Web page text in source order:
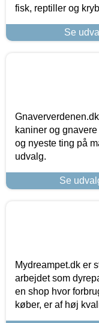
fisk, reptiller og
Se
kaniner og
og nyeste ting på
udvalg.
Se
Mydreampet.dk er
arbejdet som
en shop hvor
køber, er af høj